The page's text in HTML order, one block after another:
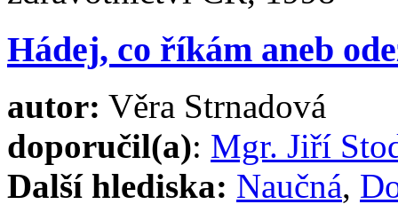
Hádej, co říkám aneb
autor: Věra Strnadová
doporučil(a): Mgr. Jiří
Další hlediska: Naučná,